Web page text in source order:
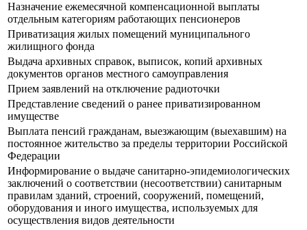
Назначение ежемесячной компенсационной выплаты
отдельным категориям работающих пенсионеров
Приватизация жилых помещений муниципального
жилищного фонда
Выдача архивных справок, выписок, копий архивных
документов органов местного самоуправления
Прием заявлений на отключение радиоточки
Представление сведений о ранее приватизированном
имуществе
Выплата пенсий гражданам, выезжающим (выехавшим) на
постоянное жительство за пределы территории Российской
Федерации
Информирование о выдаче санитарно-эпидемиологических
заключений о соответствии (несоответствии) санитарным
правилам зданий, строений, сооружений, помещений,
оборудования и иного имущества, используемых для
осуществления видов деятельности